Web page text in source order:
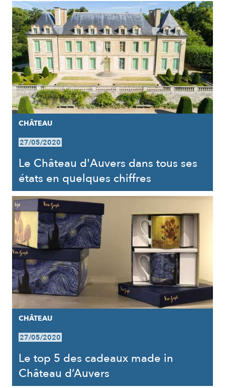
CHÂTEAU
27/05/2020
Le Château d'Auvers dans tous ses
états en quelques chiffres
CHÂTEAU
27/05/2020
Le top 5 des cadeaux made in
Château d’Auvers